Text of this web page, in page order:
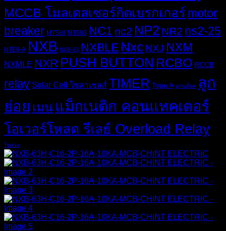
MCCB โมลเดสเซอร์กิตเบรกเกอร์ motor
breaker MT580 MT583 NC1 nc2 NP2 NR2 ns2-25
NTE8-A NXB NXB-63 NXBLE Nxc NXJ NXM
NXMLE NXR PUSH BUTTON RCBO RCCB
relay Solar Cell โซลาเซลส์ TIMER Type A ลูกบล๊อค ลูก
ย่อย เมน แม็กเนติก คอนแทคเตอร์
โอเวอร์โหลด รีเลย์ Overload Relay
ไขควง